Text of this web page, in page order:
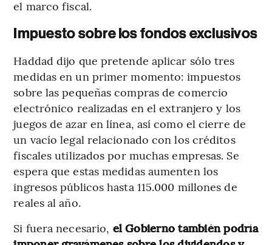
el marco fiscal.
Impuesto sobre los fondos exclusivos
Haddad dijo que pretende aplicar sólo tres
medidas en un primer momento: impuestos
sobre las pequeñas compras de comercio
electrónico realizadas en el extranjero y los
juegos de azar en línea, así como el cierre de
un vacío legal relacionado con los créditos
fiscales utilizados por muchas empresas. Se
espera que estas medidas aumenten los
ingresos públicos hasta 115.000 millones de
reales al año.
Si fuera necesario, el Gobierno también podría